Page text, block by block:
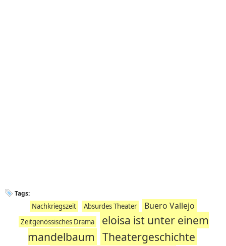
Tags:
Nachkriegszeit Absurdes Theater Buero Vallejo
Zeitgenössisches Drama
eloisa ist unter einem
mandelbaum Theatergeschichte